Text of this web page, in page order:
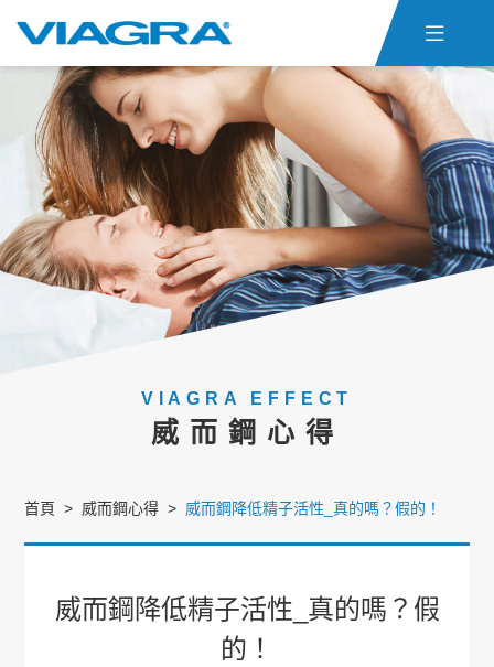

首頁
關於ED 威而鋼心得
聯絡我們 貨態查詢
威而鋼購買
VIAGRA EFFECT
威而鋼心得
首頁 威而鋼心得 威而鋼降低精子活性_真的嗎？假的！
威而鋼降低精子活性_真的嗎？假
的！